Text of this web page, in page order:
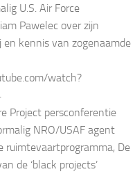
U.S. Air Force
Pawelec over zijn
en kennis van zogenaamde
watch?
Project persconferentie
NRO/USAF agent
ruimtevaartprogramma, De
de ‘black projects’